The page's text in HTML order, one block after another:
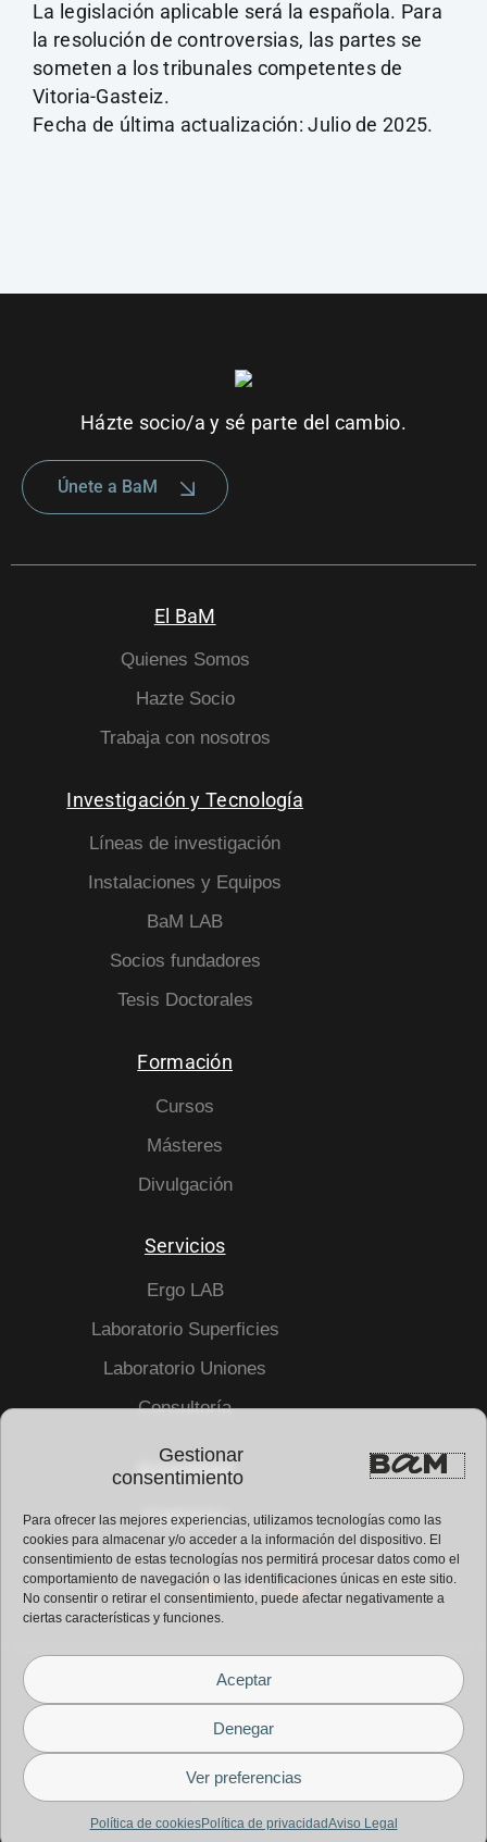
Gestionar
consentimiento
Para ofrecer las mejores experiencias, utilizamos tecnologías como las
cookies para almacenar y/o acceder a la información del dispositivo. El
consentimiento de estas tecnologías nos permitirá procesar datos como el
comportamiento de navegación o las identificaciones únicas en este sitio.
No consentir o retirar el consentimiento, puede afectar negativamente a
ciertas características y funciones.
Aceptar
Denegar
Ver preferencias
Política de cookiesPolítica de privacidadAviso Legal
La legislación aplicable será la española. Para
la resolución de controversias, las partes se
someten a los tribunales competentes de
Vitoria-Gasteiz.
Fecha de última actualización: Julio de 2025.
Házte socio/a y sé parte del cambio.
Únete a BaM
El BaM
Quienes Somos
Hazte Socio
Trabaja con nosotros
Investigación y Tecnología
Líneas de investigación
Instalaciones y Equipos
BaM LAB
Socios fundadores
Tesis Doctorales
Formación
Cursos
Másteres
Divulgación
Servicios
Ergo LAB
Laboratorio Superficies
Laboratorio Uniones
Consultoría
Actualidad
Contacto
© Copyright 2026 – BaM Center
Aviso legal
Política de privacidad
Política de cookies